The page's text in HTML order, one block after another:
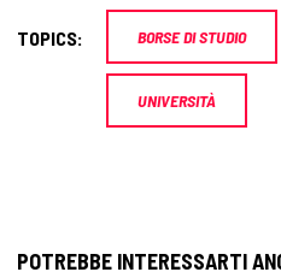
TOPICS: BORSE DI STUDIO
UNIVERSITÀ
POTREBBE INTERESSARTI